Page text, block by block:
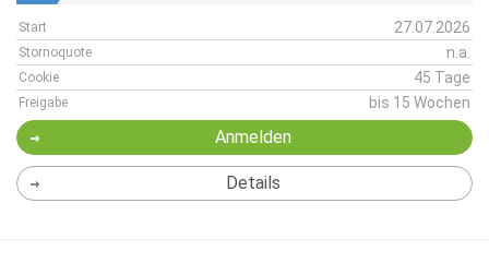
Start 27.07.2026
Stornoquote n.a.
Cookie 45 Tage
Freigabe bis 15 Wochen
Anmelden
Details